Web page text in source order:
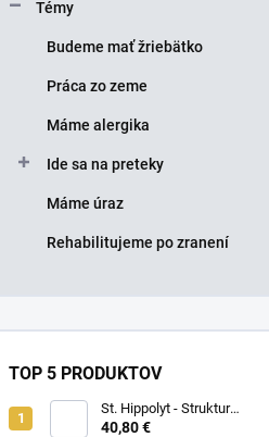
Témy
Budeme mať žriebätko
Práca zo zeme
Máme alergika
Ide sa na preteky
Máme úraz
Rehabilitujeme po zranení
TOP 5 PRODUKTOV
St. Hippolyt - Struktur
Energetikum
40,80 €